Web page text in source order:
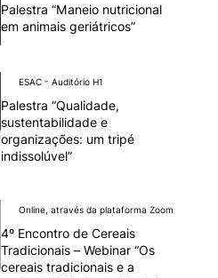
Palestra “Maneio nutricional
em animais geriátricos”
ESAC - Auditório H1
Palestra “Qualidade,
sustentabilidade e
organizações: um tripé
indissolúvel”
Online, através da plataforma Zoom
4º Encontro de Cereais
Tradicionais – Webinar “Os
cereais tradicionais e a